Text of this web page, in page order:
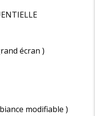
écran )
modifiable )